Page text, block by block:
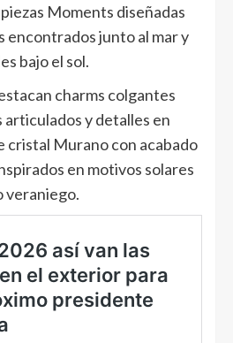
Moments diseñadas
encontrados junto al mar y
bajo el sol.
charms colgantes
articulados y detalles en
cristal Murano con acabado
en motivos solares
veraniego.